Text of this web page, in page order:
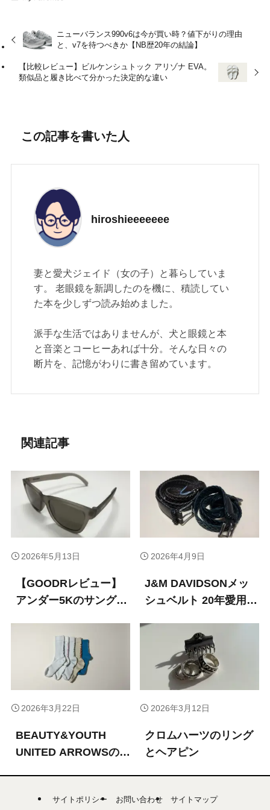
ニューバランス990v6は今が買い時？値下がりの理由
と、v7を待つべきか【NB歴20年の結論】
【比較レビュー】ビルケンシュトック アリゾナ EVA。
類似品と履き比べて分かった決定的な違い
この記事を書いた人
hiroshieeeeeee
妻と愛犬ジェイド（女の子）と暮らしていま
す。 老眼鏡を新調したのを機に、積読してい
た本を少しずつ読み始めました。
派手な生活ではありませんが、犬と眼鏡と本
と音楽とコーヒーあれば十分。そんな日々の
断片を、記憶がわりに書き留めています。
関連記事
【GOODRレビュー】
アンダー5Kのサングラ
したメリットと選び方
2026年5月13日
J&M DAVIDSONメッ
シュベルト 20年愛用レ
久性・経年変化を徹底
2026年4月9日
BEAUTY&YOUTH
UNITED ARROWSのフ
2026年3月22日
クロムハーツのリング
とヘアピン
2026年3月12日
サイトポリシー お問い合わせ サイトマップ